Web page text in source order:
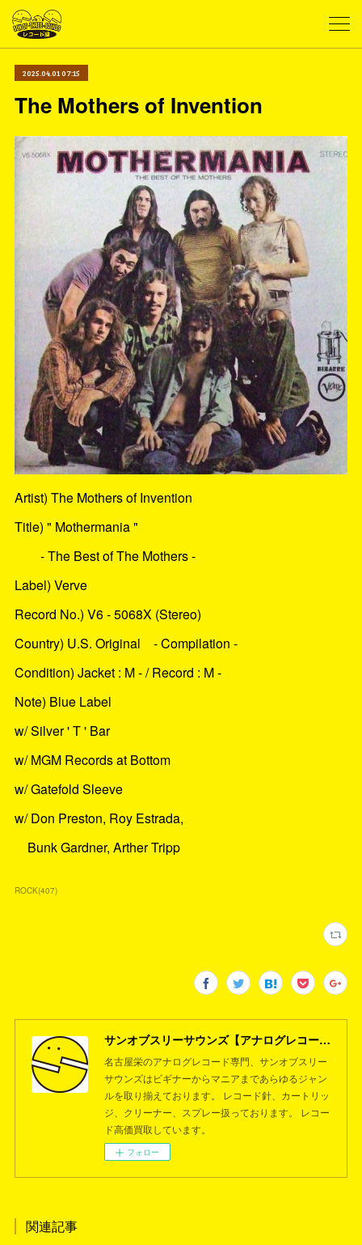
2025.04.01 07:15
The Mothers of Invention
Artist) The Mothers of Invention
Title) " Mothermania "
- The Best of The Mothers -
Label) Verve
Record No.) V6 - 5068X (Stereo)
Country) U.S. Original - Compilation -
Condition) Jacket : M - / Record : M -
Note) Blue Label
w/ Silver ' T ' Bar
w/ MGM Records at Bottom
w/ Gatefold Sleeve
w/ Don Preston, Roy Estrada,
Bunk Gardner, Arther Tripp
ROCK(407)
サンオブスリーサウンズ【アナログレコード専門店】名古屋栄
名古屋栄のアナログレコード専門、サンオブスリー
サウンズはビギナーからマニアまであらゆるジャン
ルを取り揃えております。 レコード針、カートリッ
ジ、クリーナー、スプレー扱っております。 レコー
ド高価買取しています。
フォロー
関連記事